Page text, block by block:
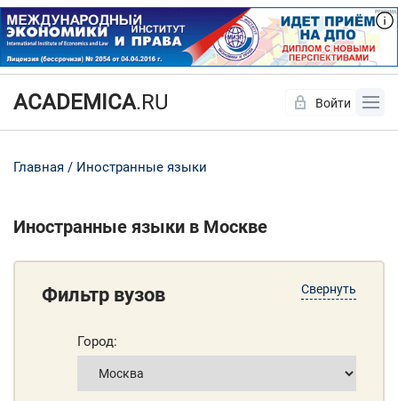
ACADEMICA.RU Войти
Главная Иностранные языки
Иностранные языки в Москве
Свернуть
Фильтр вузов
Город:
Да Нет